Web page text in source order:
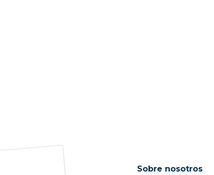
Sobre nosotros